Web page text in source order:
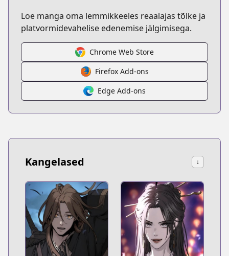
Loe manga oma lemmikkeeles reaalajas tõlke ja
platvormidevahelise edenemise jälgimisega.
Chrome Web Store
Firefox Add-ons
Edge Add-ons
Kangelased ↓